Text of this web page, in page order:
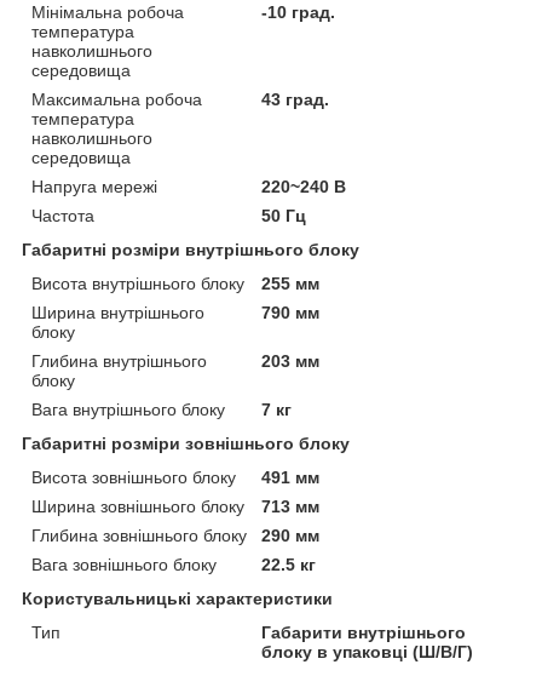
Мінімальна робоча
температура
навколишнього
середовища
-10 град.
Максимальна робоча
температура
навколишнього
середовища
43 град.
Напруга мережі
220~240 В
Частота
50 Гц
Габаритні розміри внутрішнього блоку
Висота внутрішнього блоку
255 мм
Ширина внутрішнього
блоку
790 мм
Глибина внутрішнього
блоку
203 мм
Вага внутрішнього блоку
7 кг
Габаритні розміри зовнішнього блоку
Висота зовнішнього блоку
491 мм
Ширина зовнішнього блоку
713 мм
Глибина зовнішнього блоку
290 мм
Вага зовнішнього блоку
22.5 кг
Користувальницькі характеристики
Тип
Габарити внутрішнього
блоку в упаковці (Ш/В/Г)